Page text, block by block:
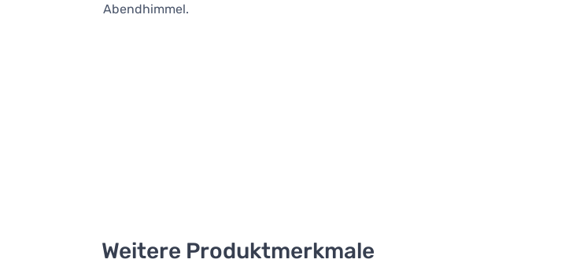
Abendhimmel.
Weitere Produktmerkmale